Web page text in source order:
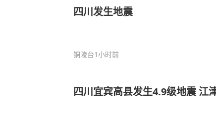
四川发生地震
铜陵台1小时前
四川宜宾高县发生4.9级地震 江